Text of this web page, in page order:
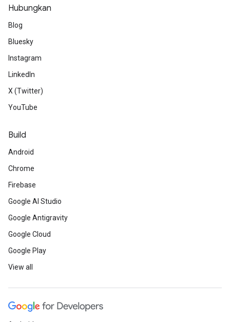
Hubungkan
Blog
Bluesky
Instagram
LinkedIn
X (Twitter)
YouTube
Build
Android
Chrome
Firebase
Google AI Studio
Google Antigravity
Google Cloud
Google Play
View all